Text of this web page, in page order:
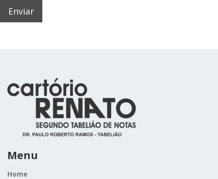
Menu
Home